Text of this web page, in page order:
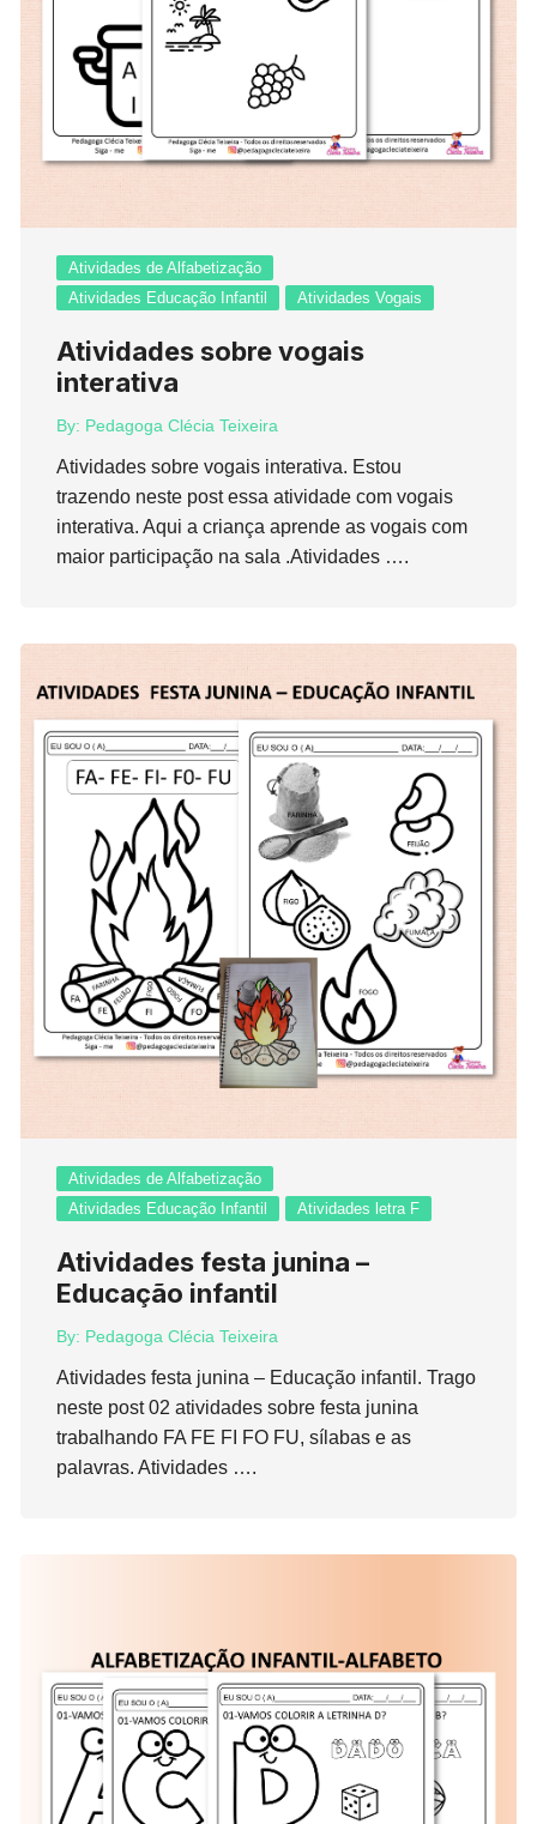
Atividades de Alfabetização
Atividades Educação Infantil
Atividades Vogais
Atividades sobre vogais
interativa
By: Pedagoga Clécia Teixeira
Atividades sobre vogais interativa. Estou
trazendo neste post essa atividade com vogais
interativa. Aqui a criança aprende as vogais com
maior participação na sala .Atividades ….
Atividades de Alfabetização
Atividades Educação Infantil
Atividades letra F
Atividades festa junina –
Educação infantil
By: Pedagoga Clécia Teixeira
Atividades festa junina – Educação infantil. Trago
neste post 02 atividades sobre festa junina
trabalhando FA FE FI FO FU, sílabas e as
palavras. Atividades ….